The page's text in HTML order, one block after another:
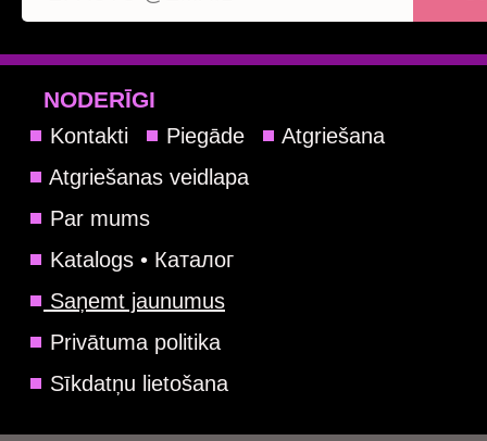
NODERĪGI
Kontakti Piegāde
Atgriešana
Atgriešanas veidlapa
Par mums
Katalogs • Каталог
Saņemt jaunumus
Privātuma politika
Sīkdatņu lietošana